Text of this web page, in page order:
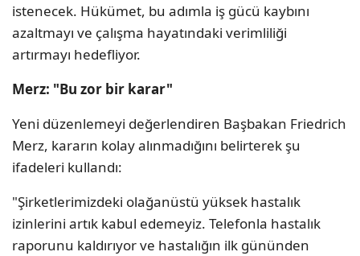
istenecek. Hükümet, bu adımla iş gücü kaybını
azaltmayı ve çalışma hayatındaki verimliliği
artırmayı hedefliyor.
Merz: "Bu zor bir karar"
Yeni düzenlemeyi değerlendiren Başbakan Friedrich
Merz, kararın kolay alınmadığını belirterek şu
ifadeleri kullandı:
"Şirketlerimizdeki olağanüstü yüksek hastalık
izinlerini artık kabul edemeyiz. Telefonla hastalık
raporunu kaldırıyor ve hastalığın ilk gününden